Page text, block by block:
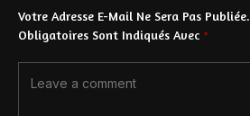
Votre Adresse E-Mail Ne Sera Pas Publiée.
Obligatoires Sont Indiqués Avec *